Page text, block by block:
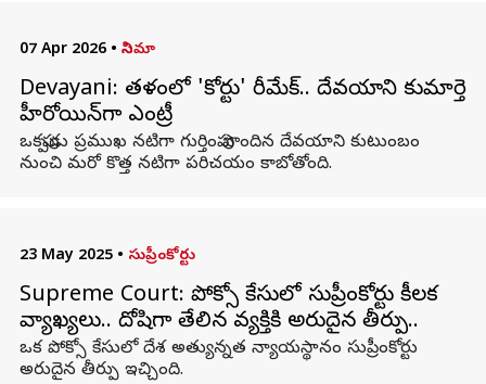
07 Apr 2026 • సినిమా
Devayani: తమిళంలో 'కోర్టు' రీమేక్.. దేవయాని కుమార్తె
హీరోయిన్‌గా ఎంట్రీ
ఒకప్పుడు ప్రముఖ నటిగా గుర్తింపు పొందిన దేవయాని కుటుంబం
నుంచి మరో కొత్త నటిగా పరిచయం కాబోతోంది.
23 May 2025 • సుప్రీంకోర్టు
Supreme Court: పోక్సో కేసులో సుప్రీంకోర్టు కీలక
వ్యాఖ్యలు.. దోషిగా తేలిన వ్యక్తికి అరుదైన తీర్పు..
ఒక పోక్సో కేసులో దేశ అత్యున్నత న్యాయస్థానం సుప్రీంకోర్టు
అరుదైన తీర్పు ఇచ్చింది.